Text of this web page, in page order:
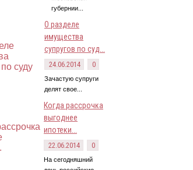
губернии...
О разделе
имущества
супругов по суд...
24.06.2014 0
Зачастую супруги
делят свое...
Когда рассрочка
выгоднее
ипотеки...
22.06.2014 0
На сегодняшний